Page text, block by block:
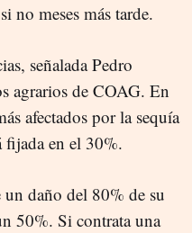
no meses más tarde.
señalada Pedro
agrarios de COAG. En
afectados por la sequía
fijada en el 30%.
daño del 80% de su
50%. Si contrata una